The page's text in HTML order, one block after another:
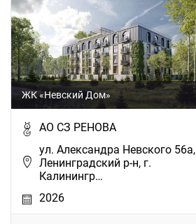
ЖК «Невский Дом»
АО СЗ РЕНОВА
ул. Александра Невского 56а,
Ленинградский р-н, г.
Калинингр…
2026